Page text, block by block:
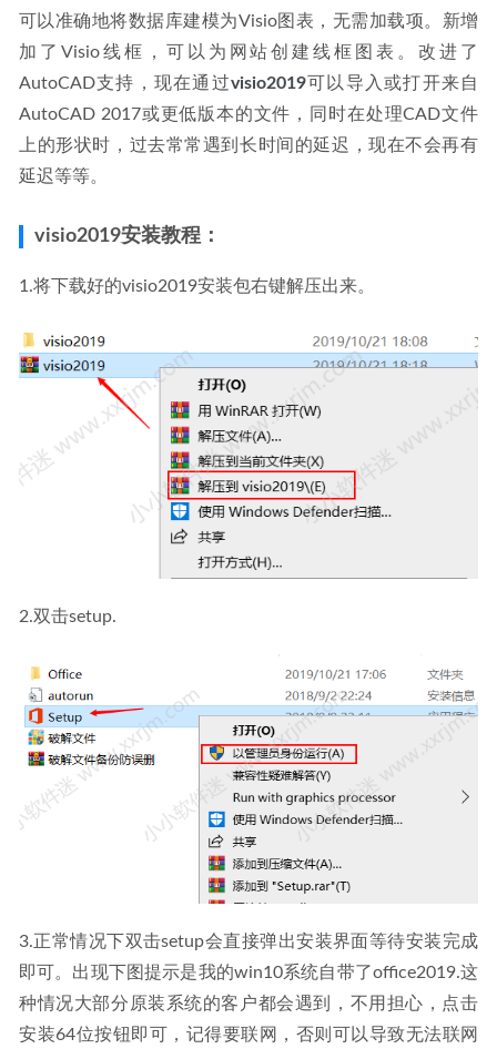
可以准确地将数据库建模为Visio图表，无需加载项。新增
加了Visio线框，可以为网站创建线框图表。改进了
AutoCAD支持，现在通过visio2019可以导入或打开来自
AutoCAD 2017或更低版本的文件，同时在处理CAD文件
上的形状时，过去常常遇到长时间的延迟，现在不会再有
延迟等等。
visio2019安装教程：
1.将下载好的visio2019安装包右键解压出来。
2.双击setup.
3.正常情况下双击setup会直接弹出安装界面等待安装完成
即可。出现下图提示是我的win10系统自带了office2019.这
种情况大部分原装系统的客户都会遇到，不用担心，点击
安装64位按钮即可，记得要联网，否则可以导致无法联网